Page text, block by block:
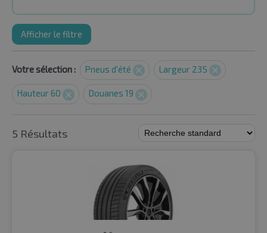
Afficher le filtre
Votre sélection : Pneus d'été Largeur 235
Hauteur 60 Douanes 19
5 Résultats